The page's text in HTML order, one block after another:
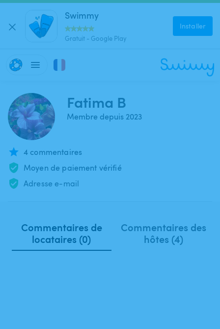
Swimmy
Gratuit - Google Play
Installer
Fatima B
Membre depuis 2023
4 commentaires
Moyen de paiement vérifié
Adresse e-mail
Commentaires de
locataires (0)
Commentaires des
hôtes (4)